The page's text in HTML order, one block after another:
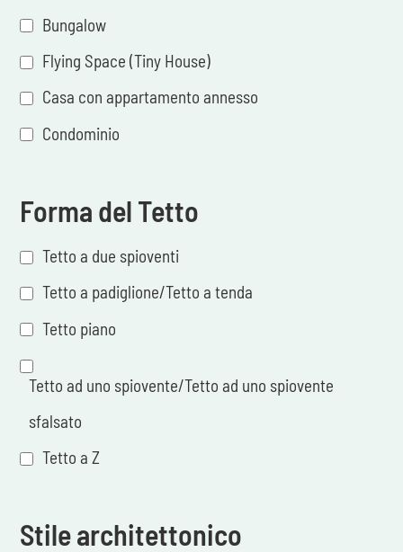
Bungalow
Flying Space (Tiny House)
Casa con appartamento annesso
Condominio
Forma del Tetto
Tetto a due spioventi
Tetto a padiglione/Tetto a tenda
Tetto piano
Tetto ad uno spiovente/Tetto ad uno spiovente
sfalsato
Tetto a Z
Stile architettonico